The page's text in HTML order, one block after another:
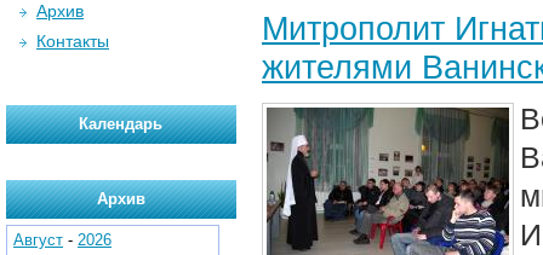
Митрополит
жителями
Архив
Контакты
Календарь
Архив
Август - 2026